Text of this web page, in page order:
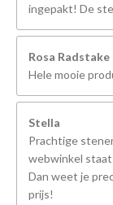
ingepakt! De
Rosa Radstake
Hele mooie
Stella
Prachtige
webwinkel
Dan weet je
prijs!